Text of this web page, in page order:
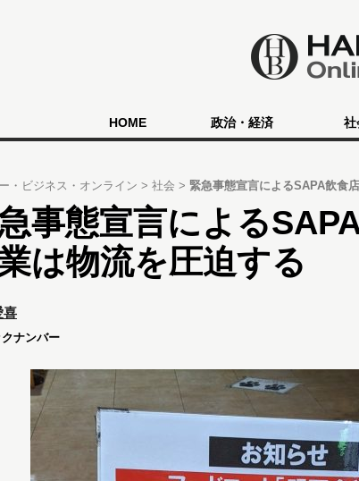
HOME 政治・経済 社
・ビジネス・オンライン 社会 緊急事態宣言によるSAPA飲食
事態宣言による
は物流を圧迫する
喜
ナンバー